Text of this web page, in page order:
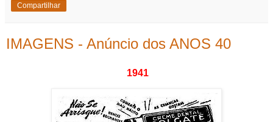
Compartilhar
IMAGENS - Anúncio dos ANOS 40
1941